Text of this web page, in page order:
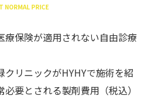
NORMAL PRICE
療保険が適用されない自由診療
リニックがHYHYで施術を紹
要とされる製剤費用（税込）